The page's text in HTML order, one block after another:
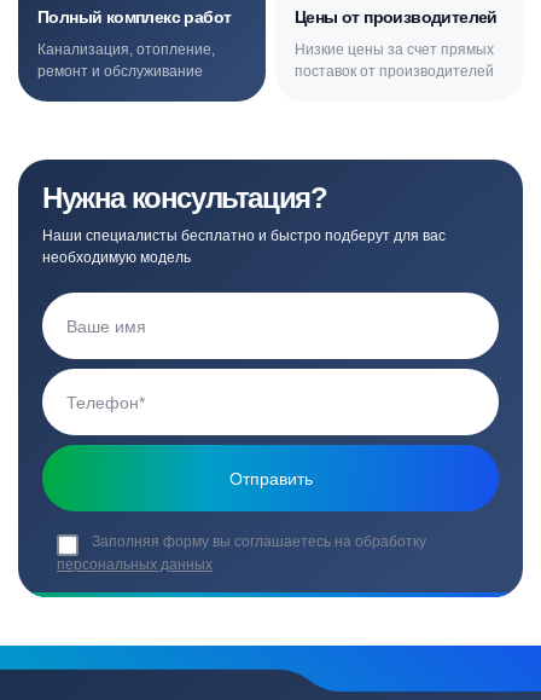
Полный комплекс работ
Канализация, отопление,
ремонт и обслуживание
Цены от производителей
Низкие цены за счет прямых
поставок от производителей
Нужна консультация?
Наши специалисты бесплатно и быстро подберут для вас
необходимую модель
Заполняя форму вы соглашаетесь на обработку
персональных данных